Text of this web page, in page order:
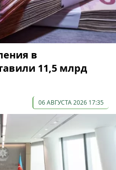
в
11,5 млрд
06 АВГУСТА 2026 17:35